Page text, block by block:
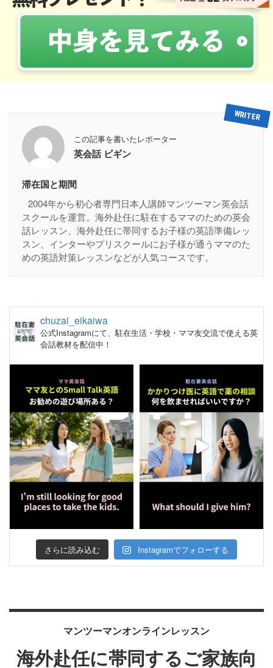
この記事を書いたレポーター
英会話 ビギン
滞在国と期間
2004年から初心者専門日本人講師マンツーマン英会話
スクールを運営。海外赴任に駐在するママのための英会
話レッスン、海外赴任に帯同するお子様の英語準備レッ
スン、インターやプリスクールにお子様が通うママのた
めの英語対策レッスンなどが人気コースです。
chuzai_eikaiwa
公式Instagramにて、駐在生活・学校・ママ友交流で使える英
会話教材を配信中！
さらに読み込む Instagramでフォローする
マンツーマンオンラインレッスン
海外赴任に帯同するご家族向